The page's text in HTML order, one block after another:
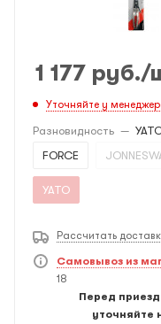
1 177 руб./
Уточняйте у
Разновидность —
FORCE
YATO
Рассчитать
Самовывоз из
18
Перед
уточняйте